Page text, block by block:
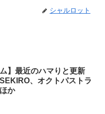
シャルロット
ム】最近のハマりと更新
、オクトパストラ
か